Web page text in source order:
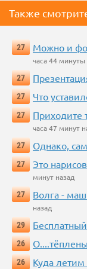
Также
27 Можно и
часа 44 минуты
27
27
Что
27
Приходите
часа 47 минут
27
Однако,
27
Это
минут назад
27
Волга -
назад
29
26
26
Куда